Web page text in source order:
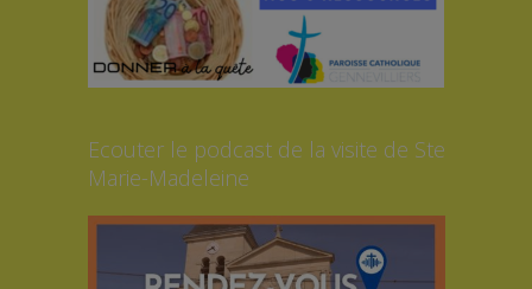
Ecouter le podcast de la visite de Ste
Marie-Madeleine